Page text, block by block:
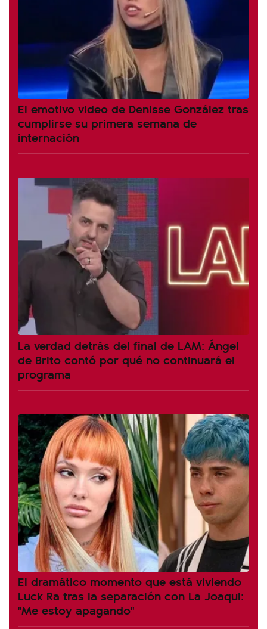
El emotivo video de Denisse González tras
cumplirse su primera semana de
internación
La verdad detrás del final de LAM: Ángel
de Brito contó por qué no continuará el
programa
El dramático momento que está viviendo
Luck Ra tras la separación con La Joaqui:
"Me estoy apagando"